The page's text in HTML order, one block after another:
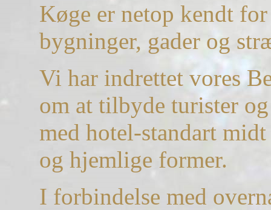
Køge er netop kendt
bygninger, gader og
Vi har indrettet vores
om at tilbyde turister
med hotel-standart
og hjemlige former.
I forbindelse med